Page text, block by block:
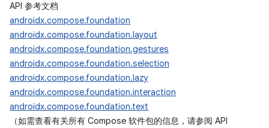
API 参考文档
androidx.compose.foundation
androidx.compose.foundation.layout
androidx.compose.foundation.gestures
androidx.compose.foundation.selection
androidx.compose.foundation.lazy
androidx.compose.foundation.interaction
androidx.compose.foundation.text
（如需查看有关所有 Compose 软件包的信息，请参阅 API